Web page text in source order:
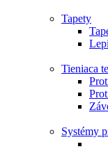
Tapety
Tieniaca
Systémy